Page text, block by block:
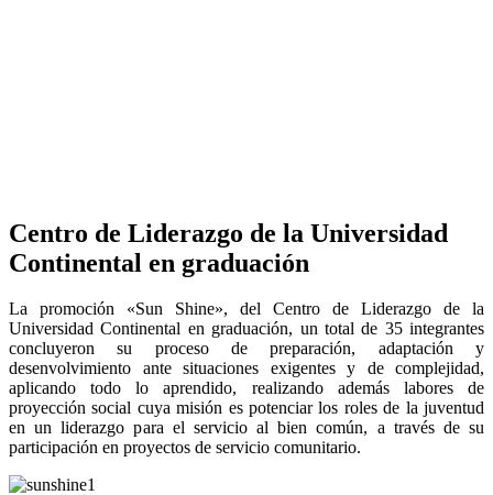
Centro de Liderazgo de la Universidad
Continental en graduación
La promoción «Sun Shine», del Centro de Liderazgo de la
Universidad Continental en graduación, un total de 35 integrantes
concluyeron su proceso de preparación, adaptación y
desenvolvimiento ante situaciones exigentes y de complejidad,
aplicando todo lo aprendido, realizando además labores de
proyección social cuya misión es potenciar los roles de la juventud
en un liderazgo para el servicio al bien común, a través de su
participación en proyectos de servicio comunitario.